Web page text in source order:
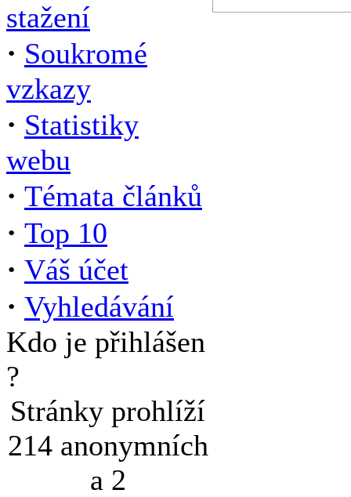
stažení
· Soukromé
vzkazy
· Statistiky
webu
· Témata článků
· Top 10
· Váš účet
· Vyhledávání
Kdo je přihlášen
?
Stránky prohlíží
214 anonymních
a 2